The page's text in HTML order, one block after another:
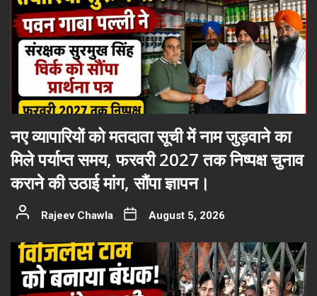
नए व्यापारियों को मतदाता सूची में नाम जुड़वाने का
मिले पर्याप्त समय, फरवरी 2027 तक निष्पक्ष चुनाव
कराने की उठाई मांग, सौंपा ज्ञापन।
Rajeev Chawla August 5, 2026